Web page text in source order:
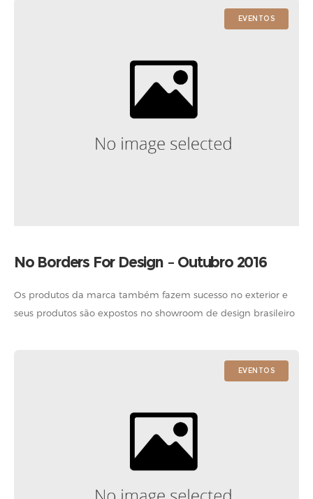
EVENTOS
No Borders For Design – Outubro 2016
Os produtos da marca também fazem sucesso no exterior e
seus produtos são expostos no showroom de design brasileiro
EVENTOS